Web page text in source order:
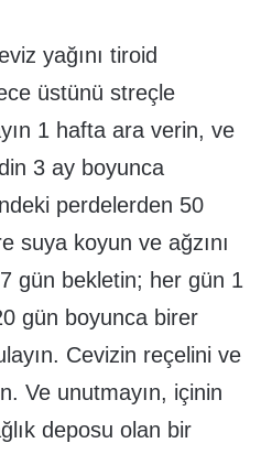
yağını tiroid
üstünü streçle
1 hafta ara verin, ve
3 ay boyunca
perdelerden 50
suya koyun ve ağzını
gün bekletin; her gün 1
gün boyunca birer
Cevizin reçelini ve
Ve unutmayın, içinin
deposu olan bir